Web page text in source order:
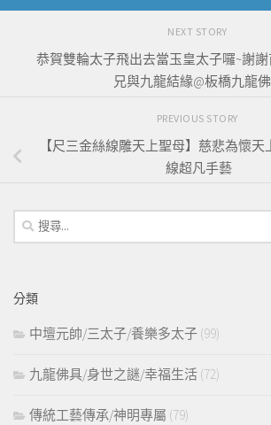
NEXT STORY
恭賀雙輪太子飛出去當玉皇太子囉~謝
兄與九龍結緣@板橋九龍
PREVIOUS STORY
【尺三金絲線雕天上聖母】慈悲為懷
線超凡手藝
搜
尋
字:
分類
中壇元帥/三太子/養樂多太子 (99)
九龍佛具/身世之謎/幸福生活 (72)
傳統工藝傳承/神明專屬 (79)